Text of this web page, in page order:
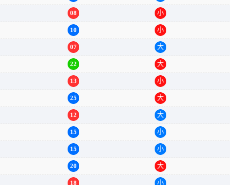
10 大
08 小
10 小
07 大
22 大
13 小
25 大
12 大
15 小
15 小
20 大